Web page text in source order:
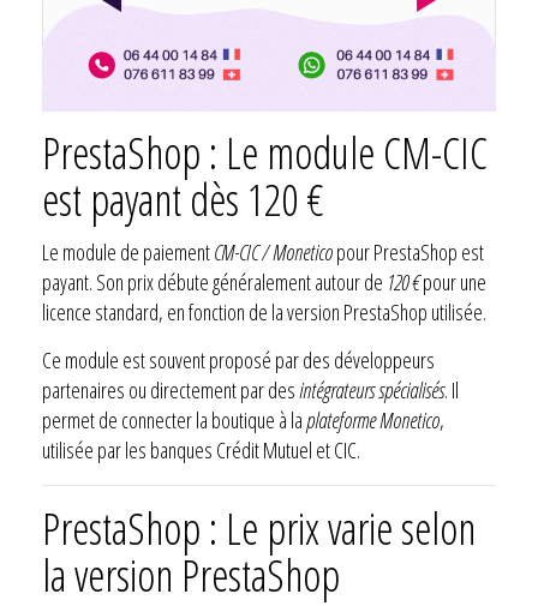
PrestaShop : Le module CM-CIC
est payant dès 120 €
Le module de paiementCM-CIC / Moneticopour PrestaShop est
payant. Son prix débute généralement autour de 120 €pour une
licence standard, en fonction de la version PrestaShop utilisée.
Ce module est souvent proposé par des développeurs
partenaires ou directement par desintégrateurs spécialisés. Il
permet de connecter la boutique à laplateforme Monetico,
utilisée par les banques Crédit Mutuel et CIC.
PrestaShop : Le prix varie selon
la version PrestaShop